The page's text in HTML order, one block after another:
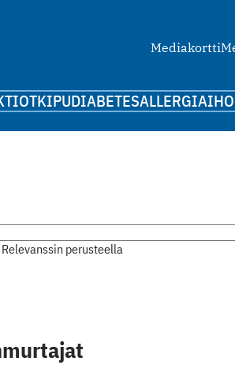
Mediakortti
KIPUDIABETESALLERGIAIHO
Relevanssin perusteella